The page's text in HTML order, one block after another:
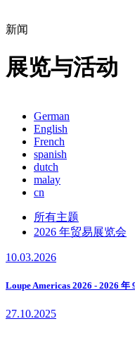
新闻
展览与活动
German
English
French
spanish
dutch
malay
cn
所有主题
2026 年贸易展览会
10.03.2026
Loupe Americas 2026 - 2026 年
27.10.2025